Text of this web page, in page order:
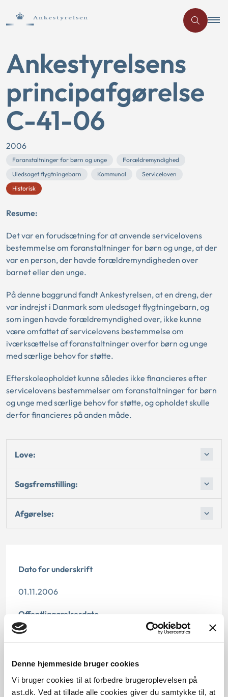
Denne hjemmeside bruger cookies
Vi bruger cookies til at forbedre brugeroplevelsen på
ast.dk. Ved at tillade alle cookies giver du samtykke til, at
Ankestyrelsens
principafgørelse
C-41-06
2006
Foranstaltninger for børn og unge
Forældremyndighed
Uledsaget flygtningebarn
Kommunal
Serviceloven
Historisk
Resume:
Det var en forudsætning for at anvende servicelovens
bestemmelse om foranstaltninger for børn og unge, at der
var en person, der havde forældremyndigheden over
barnet eller den unge.
På denne baggrund fandt Ankestyrelsen, at en dreng, der
var indrejst i Danmark som uledsaget flygtningebarn, og
som ingen havde forældremyndighed over, ikke kunne
være omfattet af servicelovens bestemmelse om
iværksættelse af foranstaltninger overfor børn og unge
med særlige behov for støtte.
Efterskoleopholdet kunne således ikke financieres efter
servicelovens bestemmelser om foranstaltninger for børn
og unge med særlige behov for støtte, og opholdet skulle
derfor financieres på anden måde.
Love:
Sagsfremstilling:
Afgørelse:
Dato for underskrift
01.11.2006
Offentliggørelsesdato
11.07.2013 Denne principafgørelse er kasseret den 7.
17.
Paragraf